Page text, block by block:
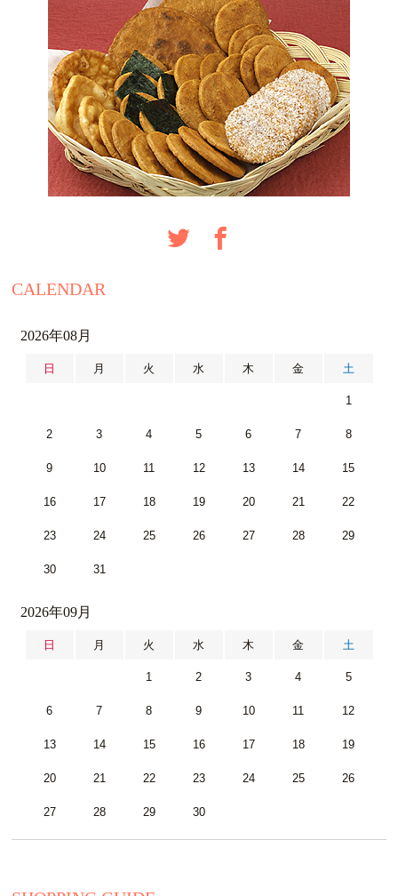
CALENDAR
2026年08月
日 月 火 水 木 金 土
1
2 3 4 5 6 7 8
9 10 11 12 13 14 15
16 17 18 19 20 21 22
23 24 25 26 27 28 29
30 31
2026年09月
日 月 火 水 木 金 土
1 2 3 4 5
6 7 8 9 10 11 12
13 14 15 16 17 18 19
20 21 22 23 24 25 26
27 28 29 30